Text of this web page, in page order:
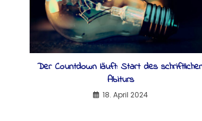
Der Countdown läuft: Start des
Abiturs
18. April 2024